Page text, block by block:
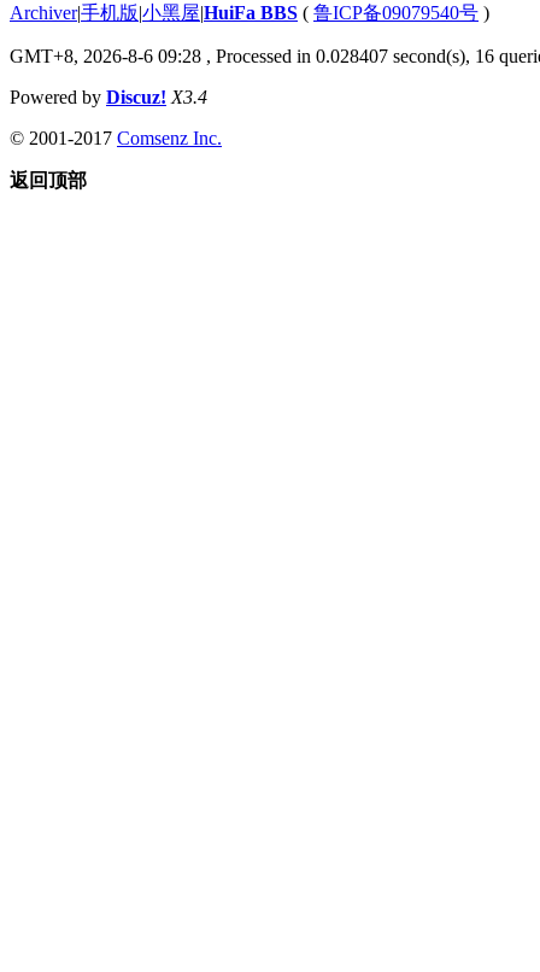
Archiver|手机版|小黑屋|HuiFa BBS ( 鲁ICP备09079540号 )
GMT+8, 2026-8-6 09:28 , Processed in 0.028407 second(s), 16
Powered by Discuz! X3.4
© 2001-2017 Comsenz Inc.
返回顶部